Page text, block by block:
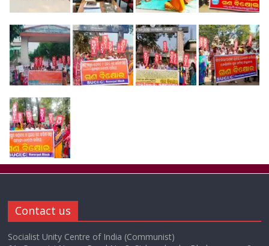
Contact us
Socialist Unity Centre of India (Communist)